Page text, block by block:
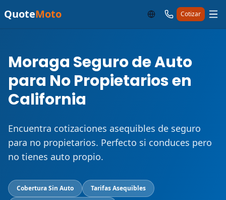
QuoteMoto Cotizar
Moraga Seguro de Auto
para No Propietarios en
California
Encuentra cotizaciones asequibles de seguro
para no propietarios. Perfecto si conduces pero
no tienes auto propio.
Cobertura Sin Auto
Tarifas Asequibles